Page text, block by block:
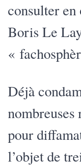
consulter
Boris Le
«
Déjà
nombreuses
pour
l’objet de